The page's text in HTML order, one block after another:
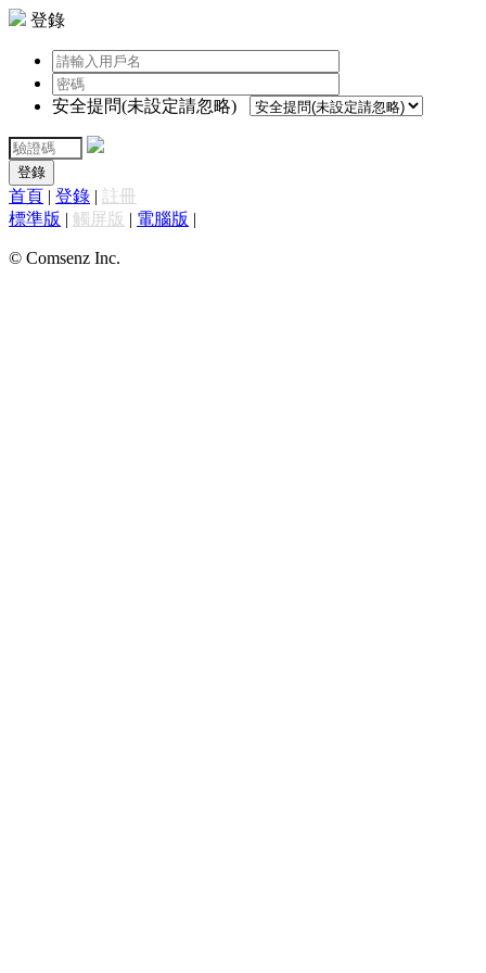
登錄
安全提問(未設定請忽略)
登錄
首頁 | 登錄 | 註冊
標準版 | 觸屏版 | 電腦版 |
© Comsenz Inc.